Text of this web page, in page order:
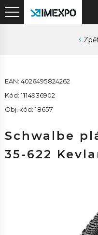
EAN: 4026495824262
Kód: 1114936902
Obj. kód: 18657
Schwalbe
35-622